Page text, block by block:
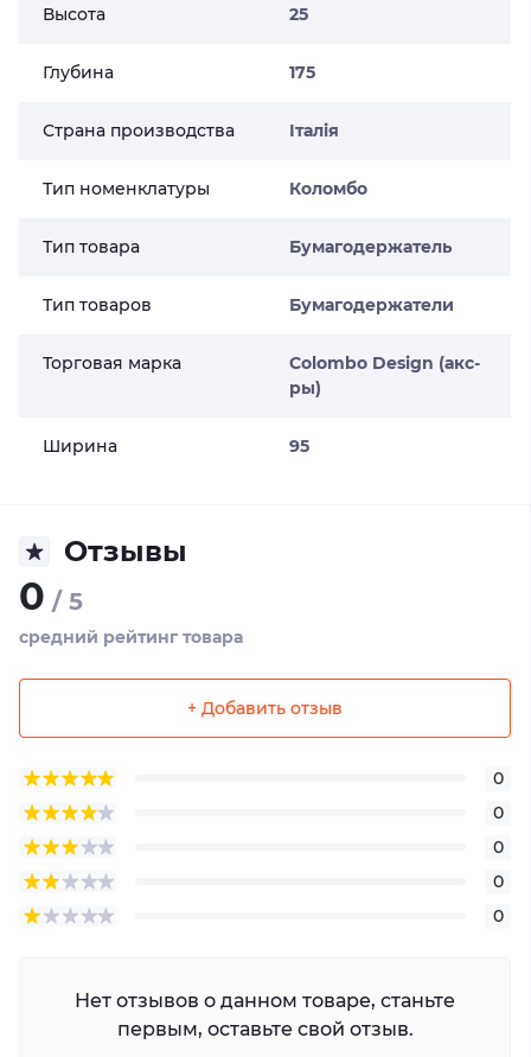
Высота 25
Глубина 175
Страна производства Італія
Тип номенклатуры Коломбо
Тип товара Бумагодержатель
Тип товаров Бумагодержатели
Торговая марка
Colombo Design (акс-
ры)
Ширина 95
Отзывы
0 / 5
средний рейтинг товара
+ Добавить отзыв
0
0
0
0
0
Нет отзывов о данном товаре, станьте
первым, оставьте свой отзыв.